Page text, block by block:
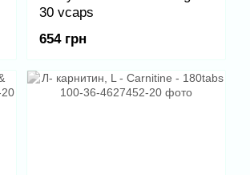
30 vcaps
654 грн